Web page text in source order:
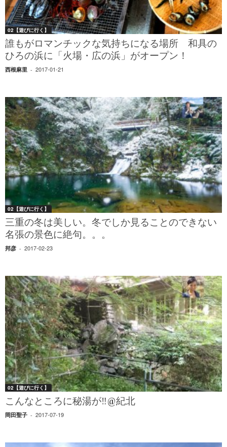
02【遊びに行く】
誰もがロマンチックな気持ちになる場所 和具の
ひろの浜に「火場・広の浜」がオープン！
西根麻里 - 2017-01-21
02【遊びに行く】
三重の冬は美しい。冬でしか見ることのできない
名張の景色に絶句。。。
邦彦 - 2017-02-23
02【遊びに行く】
こんなところに秘湯が‼︎@紀北
岡田聖子 - 2017-07-19